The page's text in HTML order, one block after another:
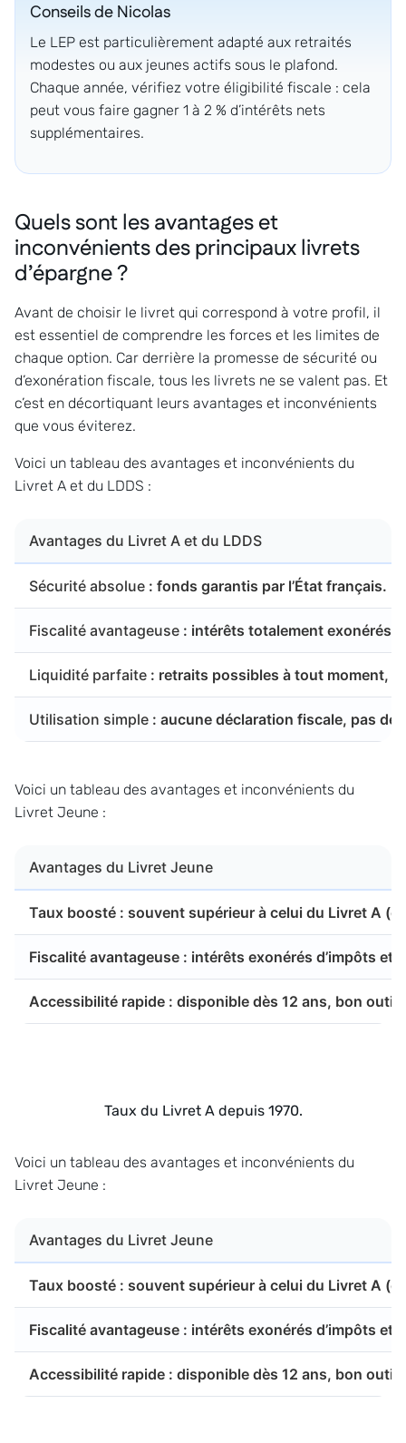
Conseils deNicolas
Le LEP est particulièrement adapté aux retraités
modestes ou aux jeunes actifs sous le plafond.
Chaque année, vérifiez votre éligibilité fiscale : cela
peut vous faire gagner 1 à 2 % d’intérêts nets
supplémentaires.
Quels sont les avantages et
inconvénients des principaux livrets
d’épargne ?
Avant de choisir le livret qui correspond à votre profil, il
est essentiel de comprendre les forces et les limites de
chaque option. Car derrière la promesse de sécurité ou
d’exonération fiscale, tous les livrets ne se valent pas. Et
c’est en décortiquant leurs avantages et inconvénients
que vous éviterez.
Voici un tableau des avantages et inconvénients du
Livret A et du LDDS :
Avantages du Livret A et du LDDS
Sécurité absolue : fonds garantis par l’État français.
Fiscalité avantageuse : intérêts totalement exonérés
Liquidité parfaite : retraits possibles à tout moment,
Utilisation simple : aucune déclaration fiscale, pas de
Voici un tableau des avantages et inconvénients du
Livret Jeune :
Avantages du Livret Jeune
Taux boosté : souvent supérieur à celui du Livret A
Fiscalité avantageuse : intérêts exonérés d’impôts et
Accessibilité rapide : disponible dès 12 ans, bon outil
Taux du Livret A depuis 1970.
Voici un tableau des avantages et inconvénients du
Livret Jeune :
Avantages du Livret Jeune
Taux boosté : souvent supérieur à celui du Livret A
Fiscalité avantageuse : intérêts exonérés d’impôts et
Accessibilité rapide : disponible dès 12 ans, bon outil